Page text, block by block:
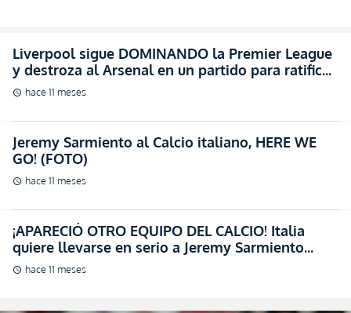
Liverpool sigue DOMINANDO la Premier League
y destroza al Arsenal en un partido para ratificar
su liderato (VIDEO)
schedule hace 11 meses
Jeremy Sarmiento al Calcio italiano, HERE WE
GO! (FOTO)
schedule hace 11 meses
¡APARECIÓ OTRO EQUIPO DEL CALCIO! Italia
quiere llevarse en serio a Jeremy Sarmiento
(FOTO)
schedule hace 11 meses